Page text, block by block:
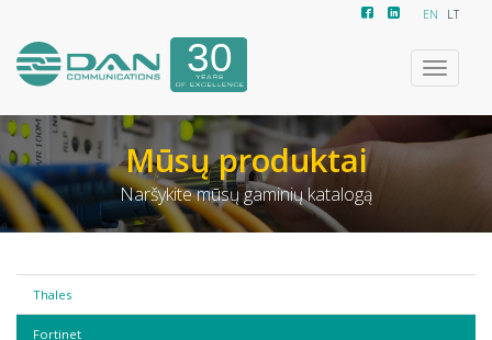
EN LT
Toggle
Mūsų produktai
Naršykite mūsų gaminių katalogą
Thales
Fortinet